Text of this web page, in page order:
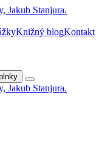
Knižný blogKontakt